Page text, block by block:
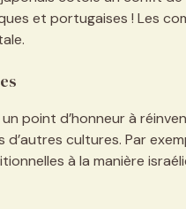
et portugaises ! Les
point d’honneur à
cultures. Par
à la manière